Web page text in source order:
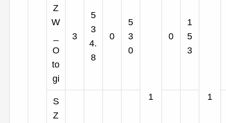
Z
W
O
to
gi
3
5
3
4.
8
0
5
3
0
1
0
1
5
3
1
S
Z